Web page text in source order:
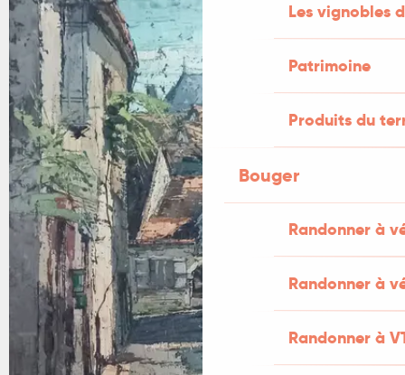
Les vignobles
Patrimoine
Produits du
Bouger
Randonner à
Randonner à
Randonner à